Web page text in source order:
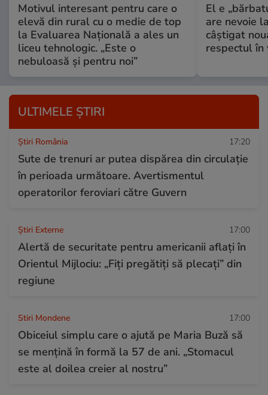
Motivul interesant pentru care o
elevă din rural cu o medie de top
la Evaluarea Națională a ales un
liceu tehnologic. „Este o
nebuloasă și pentru noi”
El e
are nevoie
câștigat
respectul în
ULTIMELE ȘTIRI
Știri România 17:20
Sute de trenuri ar putea dispărea din circulație
în perioada următoare. Avertismentul
operatorilor feroviari către Guvern
Știri Externe 17:00
Alertă de securitate pentru americanii aflați în
Orientul Mijlociu: „Fiți pregătiți să plecați” din
regiune
Stiri Mondene 17:00
Obiceiul simplu care o ajută pe Maria Buză să
se mențină în formă la 57 de ani. „Stomacul
este al doilea creier al nostru”